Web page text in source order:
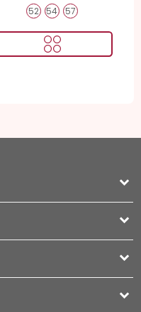
52 54 57
keyboard_arrow_down


